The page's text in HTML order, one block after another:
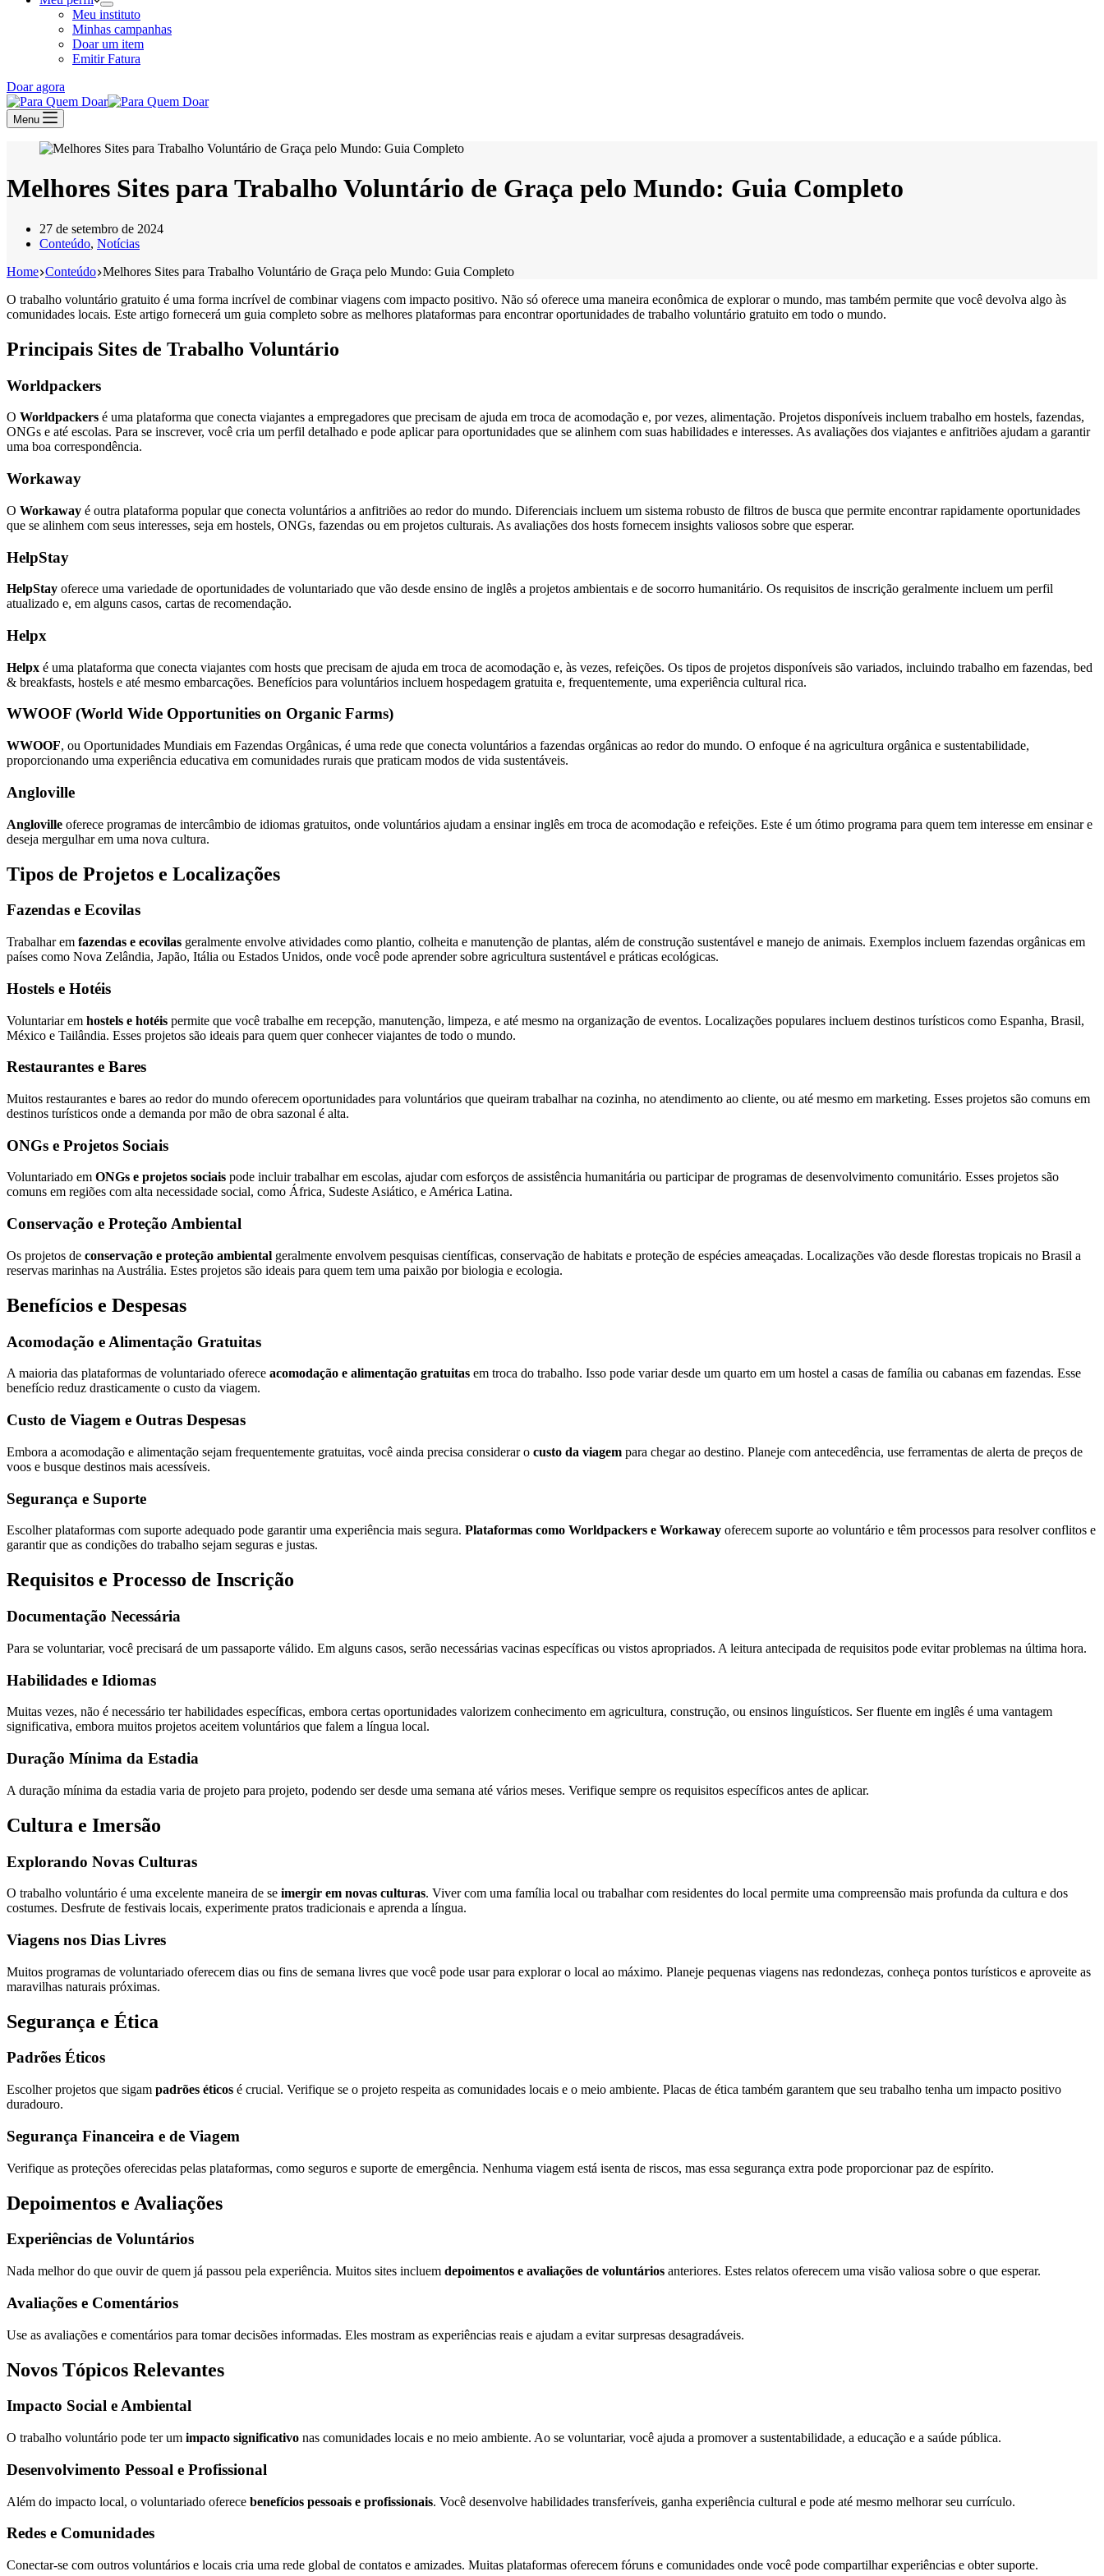
Meu instituto
Minhas campanhas
Doar um item
Emitir Fatura
Doar agora
Menu
Melhores Sites para Trabalho Voluntário de Graça pelo Mundo: Guia Completo
27 de setembro de 2024
Conteúdo, Notícias
Home Conteúdo Melhores Sites para Trabalho Voluntário de Graça pelo Mundo: Guia Completo
O trabalho voluntário gratuito é uma forma incrível de combinar viagens com impacto positivo. Não só oferece uma maneira econômica de explorar o mundo, mas também permite que você devolva algo às
comunidades locais. Este artigo fornecerá um guia completo sobre as melhores plataformas para encontrar oportunidades de trabalho voluntário gratuito em todo o mundo.
Principais Sites de Trabalho Voluntário
Worldpackers
O Worldpackers é uma plataforma que conecta viajantes a empregadores que precisam de ajuda em troca de acomodação e, por vezes, alimentação. Projetos disponíveis incluem trabalho em hostels, fazendas,
ONGs e até escolas. Para se inscrever, você cria um perfil detalhado e pode aplicar para oportunidades que se alinhem com suas habilidades e interesses. As avaliações dos viajantes e anfitriões ajudam a garantir
uma boa correspondência.
Workaway
O Workaway é outra plataforma popular que conecta voluntários a anfitriões ao redor do mundo. Diferenciais incluem um sistema robusto de filtros de busca que permite encontrar rapidamente oportunidades
que se alinhem com seus interesses, seja em hostels, ONGs, fazendas ou em projetos culturais. As avaliações dos hosts fornecem insights valiosos sobre que esperar.
HelpStay
HelpStay oferece uma variedade de oportunidades de voluntariado que vão desde ensino de inglês a projetos ambientais e de socorro humanitário. Os requisitos de inscrição geralmente incluem um perfil
atualizado e, em alguns casos, cartas de recomendação.
Helpx
Helpx é uma plataforma que conecta viajantes com hosts que precisam de ajuda em troca de acomodação e, às vezes, refeições. Os tipos de projetos disponíveis são variados, incluindo trabalho em fazendas, bed
& breakfasts, hostels e até mesmo embarcações. Benefícios para voluntários incluem hospedagem gratuita e, frequentemente, uma experiência cultural rica.
WWOOF (World Wide Opportunities on Organic Farms)
WWOOF, ou Oportunidades Mundiais em Fazendas Orgânicas, é uma rede que conecta voluntários a fazendas orgânicas ao redor do mundo. O enfoque é na agricultura orgânica e sustentabilidade,
proporcionando uma experiência educativa em comunidades rurais que praticam modos de vida sustentáveis.
Angloville
Angloville oferece programas de intercâmbio de idiomas gratuitos, onde voluntários ajudam a ensinar inglês em troca de acomodação e refeições. Este é um ótimo programa para quem tem interesse em ensinar e
deseja mergulhar em uma nova cultura.
Tipos de Projetos e Localizações
Fazendas e Ecovilas
Trabalhar em fazendas e ecovilas geralmente envolve atividades como plantio, colheita e manutenção de plantas, além de construção sustentável e manejo de animais. Exemplos incluem fazendas orgânicas em
países como Nova Zelândia, Japão, Itália ou Estados Unidos, onde você pode aprender sobre agricultura sustentável e práticas ecológicas.
Hostels e Hotéis
Voluntariar em hostels e hotéis permite que você trabalhe em recepção, manutenção, limpeza, e até mesmo na organização de eventos. Localizações populares incluem destinos turísticos como Espanha, Brasil,
México e Tailândia. Esses projetos são ideais para quem quer conhecer viajantes de todo o mundo.
Restaurantes e Bares
Muitos restaurantes e bares ao redor do mundo oferecem oportunidades para voluntários que queiram trabalhar na cozinha, no atendimento ao cliente, ou até mesmo em marketing. Esses projetos são comuns em
destinos turísticos onde a demanda por mão de obra sazonal é alta.
ONGs e Projetos Sociais
Voluntariado em ONGs e projetos sociais pode incluir trabalhar em escolas, ajudar com esforços de assistência humanitária ou participar de programas de desenvolvimento comunitário. Esses projetos são
comuns em regiões com alta necessidade social, como África, Sudeste Asiático, e América Latina.
Conservação e Proteção Ambiental
Os projetos de conservação e proteção ambiental geralmente envolvem pesquisas científicas, conservação de habitats e proteção de espécies ameaçadas. Localizações vão desde florestas tropicais no Brasil a
reservas marinhas na Austrália. Estes projetos são ideais para quem tem uma paixão por biologia e ecologia.
Benefícios e Despesas
Acomodação e Alimentação Gratuitas
A maioria das plataformas de voluntariado oferece acomodação e alimentação gratuitas em troca do trabalho. Isso pode variar desde um quarto em um hostel a casas de família ou cabanas em fazendas. Esse
benefício reduz drasticamente o custo da viagem.
Custo de Viagem e Outras Despesas
Embora a acomodação e alimentação sejam frequentemente gratuitas, você ainda precisa considerar o custo da viagem para chegar ao destino. Planeje com antecedência, use ferramentas de alerta de preços de
voos e busque destinos mais acessíveis.
Segurança e Suporte
Escolher plataformas com suporte adequado pode garantir uma experiência mais segura. Plataformas como Worldpackers e Workaway oferecem suporte ao voluntário e têm processos para resolver conflitos e
garantir que as condições do trabalho sejam seguras e justas.
Requisitos e Processo de Inscrição
Documentação Necessária
Para se voluntariar, você precisará de um passaporte válido. Em alguns casos, serão necessárias vacinas específicas ou vistos apropriados. A leitura antecipada de requisitos pode evitar problemas na última hora.
Habilidades e Idiomas
Muitas vezes, não é necessário ter habilidades específicas, embora certas oportunidades valorizem conhecimento em agricultura, construção, ou ensinos linguísticos. Ser fluente em inglês é uma vantagem
significativa, embora muitos projetos aceitem voluntários que falem a língua local.
Duração Mínima da Estadia
A duração mínima da estadia varia de projeto para projeto, podendo ser desde uma semana até vários meses. Verifique sempre os requisitos específicos antes de aplicar.
Cultura e Imersão
Explorando Novas Culturas
O trabalho voluntário é uma excelente maneira de se imergir em novas culturas. Viver com uma família local ou trabalhar com residentes do local permite uma compreensão mais profunda da cultura e dos
costumes. Desfrute de festivais locais, experimente pratos tradicionais e aprenda a língua.
Viagens nos Dias Livres
Muitos programas de voluntariado oferecem dias ou fins de semana livres que você pode usar para explorar o local ao máximo. Planeje pequenas viagens nas redondezas, conheça pontos turísticos e aproveite as
maravilhas naturais próximas.
Segurança e Ética
Padrões Éticos
Escolher projetos que sigam padrões éticos é crucial. Verifique se o projeto respeita as comunidades locais e o meio ambiente. Placas de ética também garantem que seu trabalho tenha um impacto positivo
duradouro.
Segurança Financeira e de Viagem
Verifique as proteções oferecidas pelas plataformas, como seguros e suporte de emergência. Nenhuma viagem está isenta de riscos, mas essa segurança extra pode proporcionar paz de espírito.
Depoimentos e Avaliações
Experiências de Voluntários
Nada melhor do que ouvir de quem já passou pela experiência. Muitos sites incluem depoimentos e avaliações de voluntários anteriores. Estes relatos oferecem uma visão valiosa sobre o que esperar.
Avaliações e Comentários
Use as avaliações e comentários para tomar decisões informadas. Eles mostram as experiências reais e ajudam a evitar surpresas desagradáveis.
Novos Tópicos Relevantes
Impacto Social e Ambiental
O trabalho voluntário pode ter um impacto significativo nas comunidades locais e no meio ambiente. Ao se voluntariar, você ajuda a promover a sustentabilidade, a educação e a saúde pública.
Desenvolvimento Pessoal e Profissional
Além do impacto local, o voluntariado oferece benefícios pessoais e profissionais. Você desenvolve habilidades transferíveis, ganha experiência cultural e pode até mesmo melhorar seu currículo.
Redes e Comunidades
Conectar-se com outros voluntários e locais cria uma rede global de contatos e amizades. Muitas plataformas oferecem fóruns e comunidades onde você pode compartilhar experiências e obter suporte.